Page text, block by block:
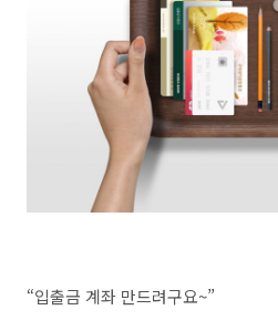
“입출금 계좌 만드려구요~”